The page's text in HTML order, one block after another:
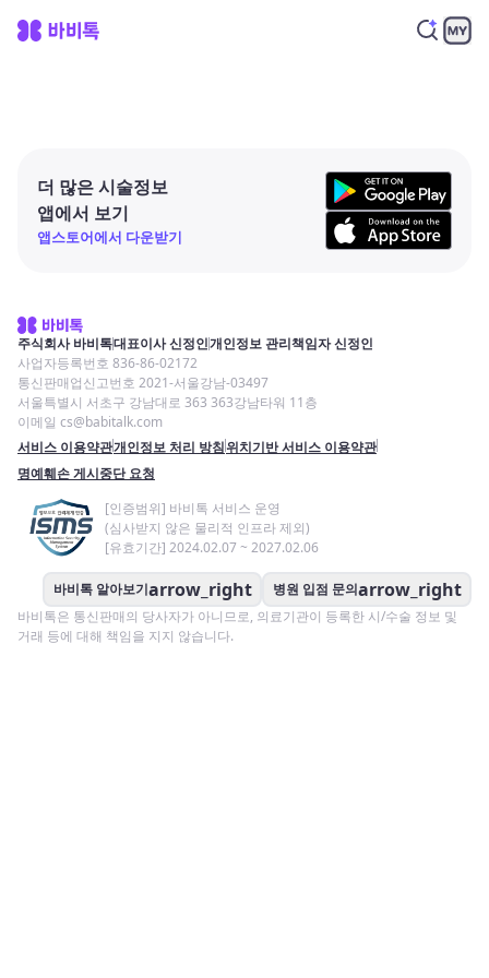
더 많은 시술정보
앱에서 보기
앱스토어에서 다운받기
주식회사 바비톡대표이사 신정인개인정보 관리책임자 신정인
사업자등록번호 836-86-02172
통신판매업신고번호 2021-서울강남-03497
서울특별시 서초구 강남대로 363 363강남타워 11층
이메일 cs@babitalk.com
서비스 이용약관개인정보 처리 방침위치기반 서비스 이용약관
명예훼손 게시중단 요청
[인증범위] 바비톡 서비스 운영
(심사받지 않은 물리적 인프라 제외)
[유효기간] 2024.02.07 ~ 2027.02.06
바비톡 알아보기arrow_right 병원 입점 문의arrow_right
바비톡은 통신판매의 당사자가 아니므로, 의료기관이 등록한 시/수술 정보 및
거래 등에 대해 책임을 지지 않습니다.